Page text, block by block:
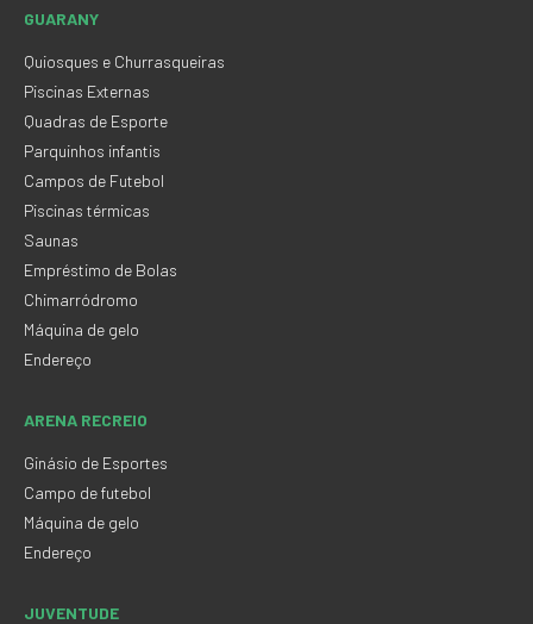
GUARANY
Quiosques e Churrasqueiras
Piscinas Externas
Quadras de Esporte
Parquinhos infantis
Campos de Futebol
Piscinas térmicas
Saunas
Empréstimo de Bolas
Chimarródromo
Máquina de gelo
Endereço
ARENA RECREIO
Ginásio de Esportes
Campo de futebol
Máquina de gelo
Endereço
JUVENTUDE